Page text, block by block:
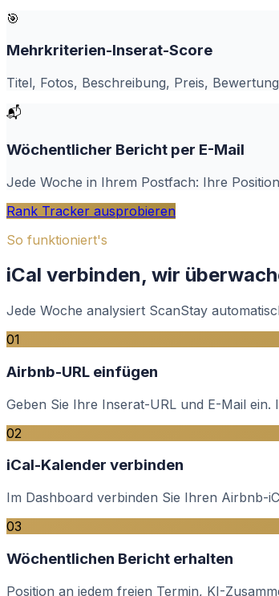
🎯
Mehrkriterien-Inserat-Score
Titel, Fotos, Beschreibung, Preis,
📬
Wöchentlicher Bericht per E-Mail
Jede Woche in Ihrem Postfach: Ihre
Rank Tracker ausprobieren
So funktioniert's
iCal verbinden, wir
Jede Woche analysiert ScanStay
01
Airbnb-URL einfügen
Geben Sie Ihre Inserat-URL und E-Mail
02
iCal-Kalender verbinden
Im Dashboard verbinden Sie Ihren Airbnb-
03
Wöchentlichen Bericht erhalten
Position an jedem freien Termin, KI-